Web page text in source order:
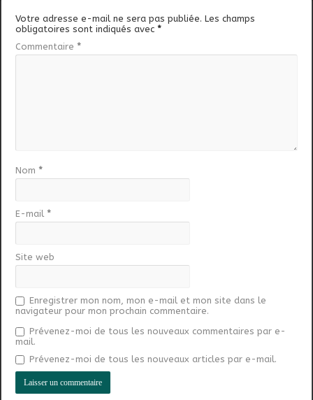
Votre adresse e-mail ne sera pas publiée. Les champs
obligatoires sont indiqués avec*
Commentaire *
Nom *
E-mail *
Site web
Enregistrer mon nom, mon e-mail et mon site dans le
navigateur pour mon prochain commentaire.
Prévenez-moi de tous les nouveaux commentaires par e-
mail.
Prévenez-moi de tous les nouveaux articles par e-mail.